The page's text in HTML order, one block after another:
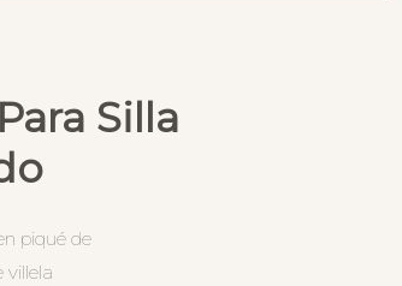
Silla
piqué de
villela